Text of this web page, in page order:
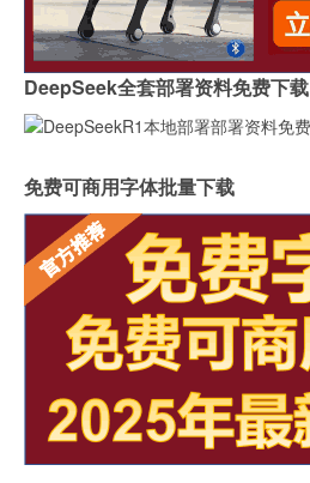
DeepSeek全套部署资料免费下载
免费可商用字体批量下载